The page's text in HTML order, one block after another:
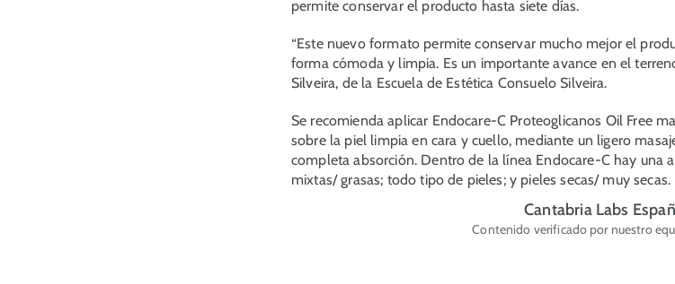
permite conservar el producto hasta siete días.
“Este nuevo formato permite conservar mucho mejor el
forma cómoda y limpia. Es un importante avance en el
Silveira, de la Escuela de Estética Consuelo Silveira.
Se recomienda aplicar Endocare-C Proteoglicanos Oil Free
sobre la piel limpia en cara y cuello, mediante un ligero
completa absorción. Dentro de la línea Endocare-C hay una
mixtas/ grasas; todo tipo de pieles; y pieles secas/ muy secas.
Cantabria Labs
Contenido verificado por nuestro